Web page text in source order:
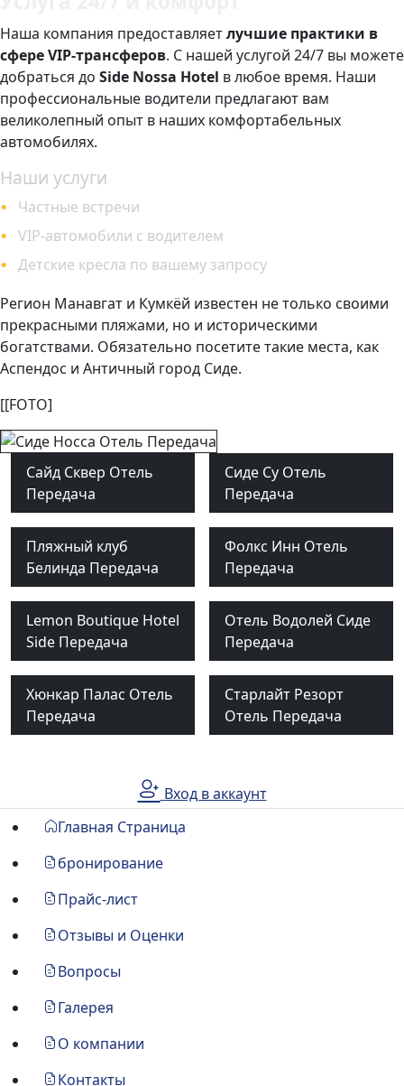
Наша компания предоставляетлучшие практики в
сфере VIP-трансферов. С нашей услугой 24/7 вы можете
добраться до Side Nossa Hotel в любое время. Наши
профессиональные водители предлагают вам
великолепный опыт в наших комфортабельных
автомобилях.
Наши услуги
Частные встречи
VIP-автомобили с водителем
Детские кресла по вашему запросу
Регион Манавгат и Кумкёй известен не только своими
прекрасными пляжами, но и историческими
богатствами. Обязательно посетите такие места, как
Аспендос и Античный город Сиде.
[[FOTO]
Сайд Сквер Отель
Передача
Сиде Су Отель
Передача
Пляжный клуб
Белинда Передача
Фолкс Инн Отель
Передача
Lemon Boutique Hotel
Side Передача
Отель Водолей Сиде
Передача
Хюнкар Палас Отель
Передача
Старлайт Резорт
Отель Передача
Вход в аккаунт
Главная Страница
бронирование
Прайс-лист
Отзывы и Оценки
Вопросы
Галерея
О компании
Контакты